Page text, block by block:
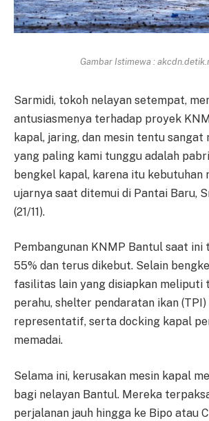
Gambar Istimewa :
Sarmidi, tokoh nelayan setempat,
antusiasmenya terhadap proyek
kapal, jaring, dan mesin tentu sangat
yang paling kami tunggu adalah
bengkel kapal, karena itu kebutuhan
ujarnya saat ditemui di Pantai Baru,
(21/11).
Pembangunan KNMP Bantul saat ini
55% dan terus dikebut. Selain
fasilitas lain yang disiapkan meliputi
perahu, shelter pendaratan ikan (TPI)
representatif, serta docking kapal
memadai.
Selama ini, kerusakan mesin kapal
bagi nelayan Bantul. Mereka
perjalanan jauh hingga ke Bipo atau